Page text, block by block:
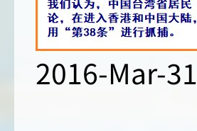
2016-Mar-31